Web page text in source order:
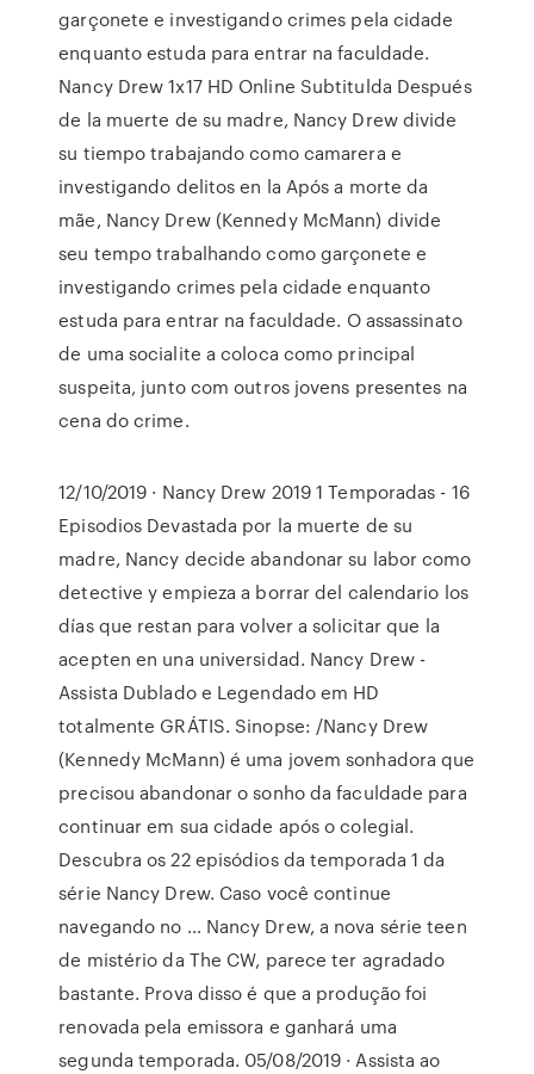
garçonete e investigando crimes pela cidade
enquanto estuda para entrar na faculdade.
Nancy Drew 1x17 HD Online Subtitulda Después
de la muerte de su madre, Nancy Drew divide
su tiempo trabajando como camarera e
investigando delitos en la Após a morte da
mãe, Nancy Drew (Kennedy McMann) divide
seu tempo trabalhando como garçonete e
investigando crimes pela cidade enquanto
estuda para entrar na faculdade. O assassinato
de uma socialite a coloca como principal
suspeita, junto com outros jovens presentes na
cena do crime.
12/10/2019 · Nancy Drew 2019 1 Temporadas - 16
Episodios Devastada por la muerte de su
madre, Nancy decide abandonar su labor como
detective y empieza a borrar del calendario los
días que restan para volver a solicitar que la
acepten en una universidad. Nancy Drew -
Assista Dublado e Legendado em HD
totalmente GRÁTIS. Sinopse: /Nancy Drew
(Kennedy McMann) é uma jovem sonhadora que
precisou abandonar o sonho da faculdade para
continuar em sua cidade após o colegial.
Descubra os 22 episódios da temporada 1 da
série Nancy Drew. Caso você continue
navegando no … Nancy Drew, a nova série teen
de mistério da The CW, parece ter agradado
bastante. Prova disso é que a produção foi
renovada pela emissora e ganhará uma
segunda temporada. 05/08/2019 · Assista ao